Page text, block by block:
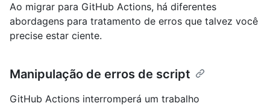
Ao migrar para GitHub Actions, há diferentes
abordagens para tratamento de erros que talvez você
precise estar ciente.
Manipulação de erros de script
GitHub Actions interromperá um trabalho